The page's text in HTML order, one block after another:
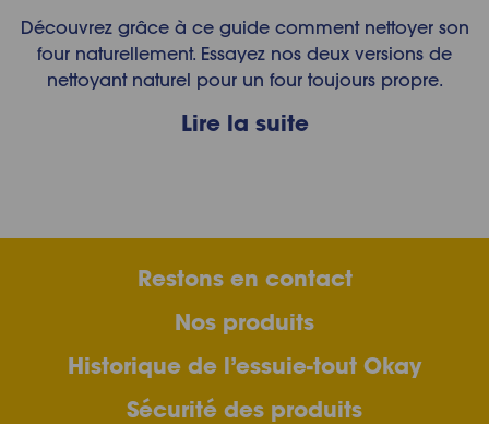
Découvrez grâce à ce guide comment nettoyer son
four naturellement. Essayez nos deux versions de
nettoyant naturel pour un four toujours propre.
Lire la suite
Restons en contact
Nos produits
Historique de l’essuie-tout Okay
Sécurité des produits